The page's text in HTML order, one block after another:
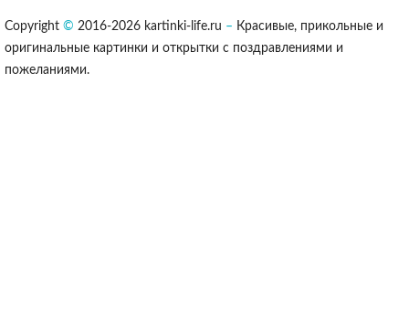
Copyright © 2016-2026 kartinki-life.ru – Красивые, прикольные и
оригинальные картинки и открытки с поздравлениями и
пожеланиями.